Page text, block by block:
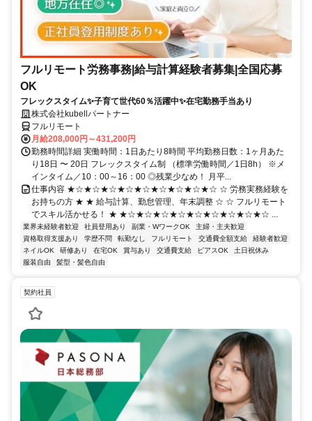
フルリモート労務事務|給与計算経験者募集|全国応募
OK
フレックスタイム✨子育て世代60％活躍中✨在宅勤務手当あり
株式会社kubellパートナー
フルリモート
月給208,000円～431,200円
勤務時間詳細 実働時間：1日あたり8時間 平均勤務日数：1ヶ月あた
り18日 〜 20日 フレックスタイム制 （標準労働時間／1日8h） ※メ
インタイム／10：00～16：00 ◎残業少なめ！ 月平...
仕事内容 ★☆★☆★☆★☆★☆★☆★☆★☆★☆ ☆ 労務実務経験を
お持ちの方 ★ ★ 給与計算、勤怠管理、年末調整 ☆ ☆ フルリモート
でスキル活かせる！ ★ ★☆★☆★☆★☆★☆★☆★☆★☆★☆ ...
業界未経験者歓迎 社員登用あり 副業・WワークOK
主婦・主夫歓迎
資格取得支援あり
学歴不問 転勤なし フルリモート 交通費全額支給
経験者歓迎
ネイルOK
研修あり 在宅OK 賞与あり 交通費支給 ピアスOK
土日祝休み
服装自由
髪型・髪色自由
契約社員